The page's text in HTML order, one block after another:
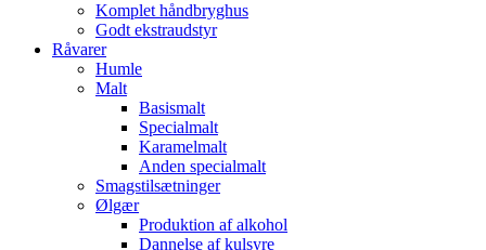
Komplet håndbryghus
Godt ekstraudstyr
Råvarer
Humle
Malt
Basismalt
Specialmalt
Karamelmalt
Anden specialmalt
Smagstilsætninger
Ølgær
Produktion af alkohol
Dannelse af kulsyre